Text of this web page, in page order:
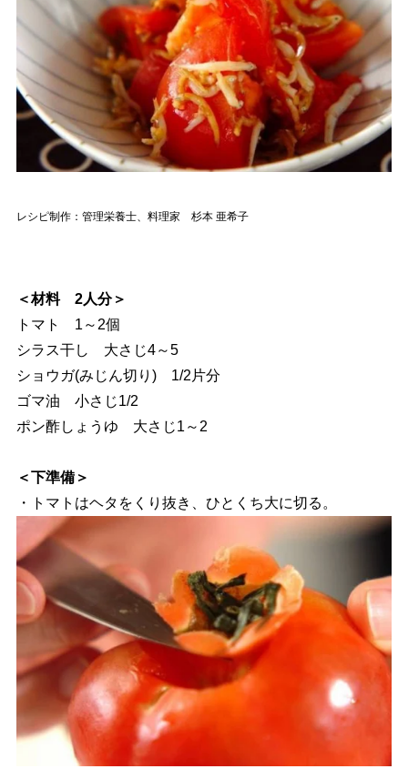
レシピ制作：管理栄養士、料理家 杉本 亜希子
＜材料 2人分＞
トマト 1～2個
シラス干し 大さじ4～5
ショウガ(みじん切り) 1/2片分
ゴマ油 小さじ1/2
ポン酢しょうゆ 大さじ1～2
＜下準備＞
・トマトはヘタをくり抜き、ひとくち大に切る。